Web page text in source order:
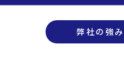
弊社の強み